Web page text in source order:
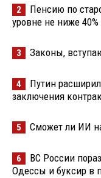
2
Пенсию по
уровне не ниже 40%
3 Законы,
4
Путин
заключения
5 Сможет ли ИИ
6
ВС России
Одессы и буксир в